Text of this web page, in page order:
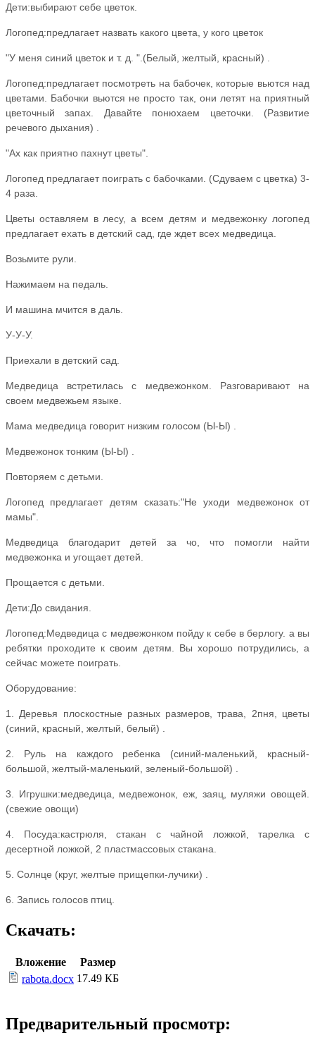
Дети:выбирают себе цветок.
Логопед:предлагает назвать какого цвета, у кого цветок
"У меня синий цветок и т. д. ".(Белый, желтый, красный) .
Логопед:предлагает посмотреть на бабочек, которые вьются над
цветами. Бабочки вьются не просто так, они летят на приятный
цветочный запах. Давайте понюхаем цветочки. (Развитие
речевого дыхания) .
"Ах как приятно пахнут цветы".
Логопед предлагает поиграть с бабочками. (Сдуваем с цветка) 3-
4 раза.
Цветы оставляем в лесу, а всем детям и медвежонку логопед
предлагает ехать в детский сад, где ждет всех медведица.
Возьмите рули.
Нажимаем на педаль.
И машина мчится в даль.
У-У-У.
Приехали в детский сад.
Медведица встретилась с медвежонком. Разговаривают на
своем медвежьем языке.
Мама медведица говорит низким голосом (Ы-Ы) .
Медвежонок тонким (Ы-Ы) .
Повторяем с детьми.
Логопед предлагает детям сказать:"Не уходи медвежонок от
мамы".
Медведица благодарит детей за чо, что помогли найти
медвежонка и угощает детей.
Прощается с детьми.
Дети:До свидания.
Логопед:Медведица с медвежонком пойду к себе в берлогу. а вы
ребятки проходите к своим детям. Вы хорошо потрудились, а
сейчас можете поиграть.
Оборудование:
1. Деревья плоскостные разных размеров, трава, 2пня, цветы
(синий, красный, желтый, белый) .
2. Руль на каждого ребенка (синий-маленький, красный-
большой, желтый-маленький, зеленый-большой) .
3. Игрушки:медведица, медвежонок, еж, заяц, муляжи овощей.
(свежие овощи)
4. Посуда:кастрюля, стакан с чайной ложкой, тарелка с
десертной ложкой, 2 пластмассовых стакана.
5. Солнце (круг, желтые прищепки-лучики) .
6. Запись голосов птиц.
Скачать:
Вложение
Размер
rabota.docx 17.49 КБ
Предварительный просмотр: